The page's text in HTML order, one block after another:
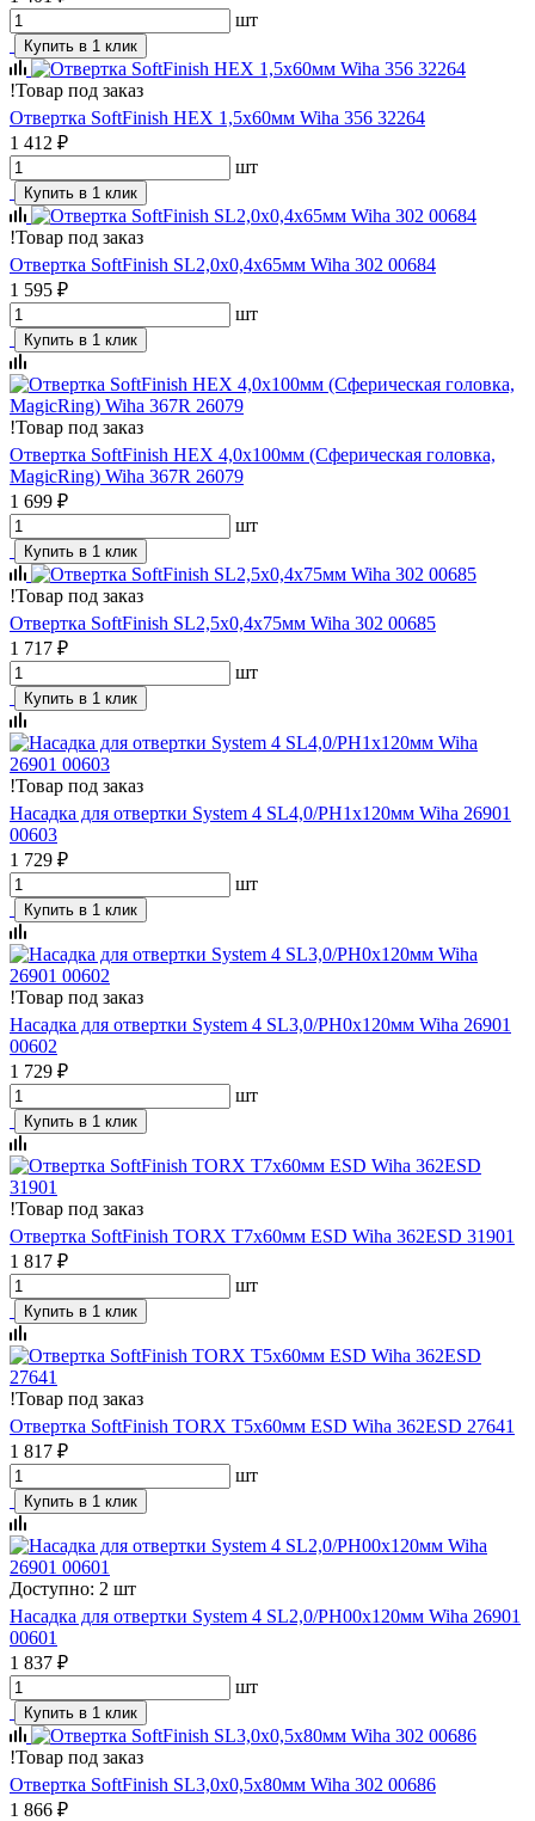
шт
Купить в 1 клик
!Товар под заказ
Отвертка SoftFinish HEX 1,5х60мм Wiha 356 32264
1 412 ₽
шт
Купить в 1 клик
!Товар под заказ
Отвертка SoftFinish SL2,0х0,4х65мм Wiha 302 00684
1 595 ₽
шт
Купить в 1 клик
!Товар под заказ
Отвертка SoftFinish HEX 4,0х100мм (Сферическая головка,
MagicRing) Wiha 367R 26079
1 699 ₽
шт
Купить в 1 клик
!Товар под заказ
Отвертка SoftFinish SL2,5х0,4х75мм Wiha 302 00685
1 717 ₽
шт
Купить в 1 клик
!Товар под заказ
Насадка для отвертки System 4 SL4,0/PH1x120мм Wiha 26901
00603
1 729 ₽
шт
Купить в 1 клик
!Товар под заказ
Насадка для отвертки System 4 SL3,0/PH0x120мм Wiha 26901
00602
1 729 ₽
шт
Купить в 1 клик
!Товар под заказ
Отвертка SoftFinish TORX T7х60мм ESD Wiha 362ESD 31901
1 817 ₽
шт
Купить в 1 клик
!Товар под заказ
Отвертка SoftFinish TORX T5х60мм ESD Wiha 362ESD 27641
1 817 ₽
шт
Купить в 1 клик
Доступно: 2 шт
Насадка для отвертки System 4 SL2,0/PH00x120мм Wiha 26901
00601
1 837 ₽
шт
Купить в 1 клик
!Товар под заказ
Отвертка SoftFinish SL3,0х0,5х80мм Wiha 302 00686
1 866 ₽